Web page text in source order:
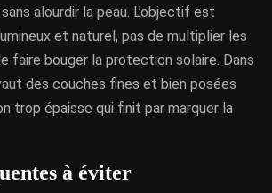
alourdir la peau. L’objectif est
et naturel, pas de multiplier les
faire bouger la protection solaire. Dans
des couches fines et bien posées
trop épaisse qui finit par marquer la
à éviter